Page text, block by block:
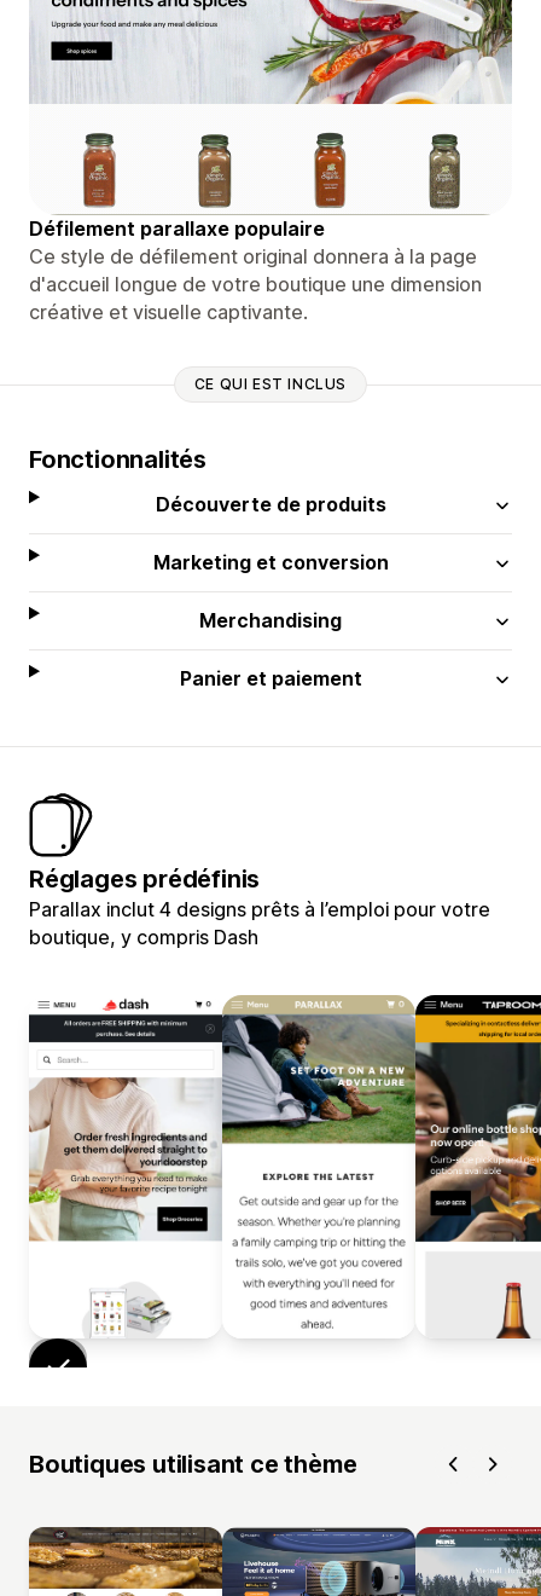
Défilement parallaxe populaire
Ce style de défilement original donnera à la page
d'accueil longue de votre boutique une dimension
créative et visuelle captivante.
CE QUI EST INCLUS
Fonctionnalités
Découverte de produits
Marketing et conversion
Merchandising
Panier et paiement
Réglages prédéfinis
Parallax inclut 4 designs prêts à l’emploi pour votre
boutique, y compris Dash
Boutiques utilisant ce thème